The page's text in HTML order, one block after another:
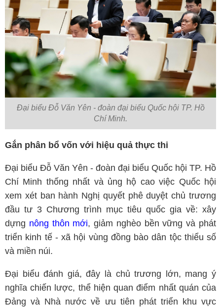
Đại biểu Đỗ Văn Yên - đoàn đại biểu Quốc hội TP. Hồ
Chí Minh.
Gắn phân bổ vốn với hiệu quả thực thi
Đại biểu Đỗ Văn Yên - đoàn đại biểu Quốc hội TP. Hồ
Chí Minh thống nhất và ủng hộ cao việc Quốc hội
xem xét ban hành Nghị quyết phê duyệt chủ trương
đầu tư 3 Chương trình mục tiêu quốc gia về: xây
dựng nông thôn mới, giảm nghèo bền vững và phát
triển kinh tế - xã hội vùng đồng bào dân tộc thiểu số
và miền núi.
Đại biểu đánh giá, đây là chủ trương lớn, mang ý
nghĩa chiến lược, thể hiện quan điểm nhất quán của
Đảng và Nhà nước về ưu tiên phát triển khu vực